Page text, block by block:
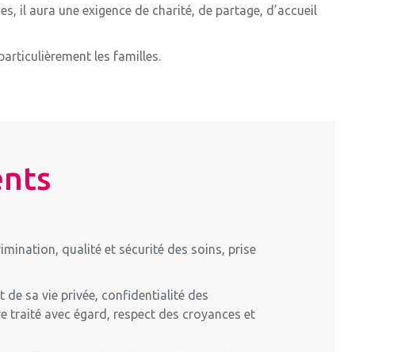
il aura une exigence de charité, de partage, d’accueil
les familles.
qualité et sécurité des soins, prise
de sa vie privée, confidentialité des
traité avec égard, respect des croyances et